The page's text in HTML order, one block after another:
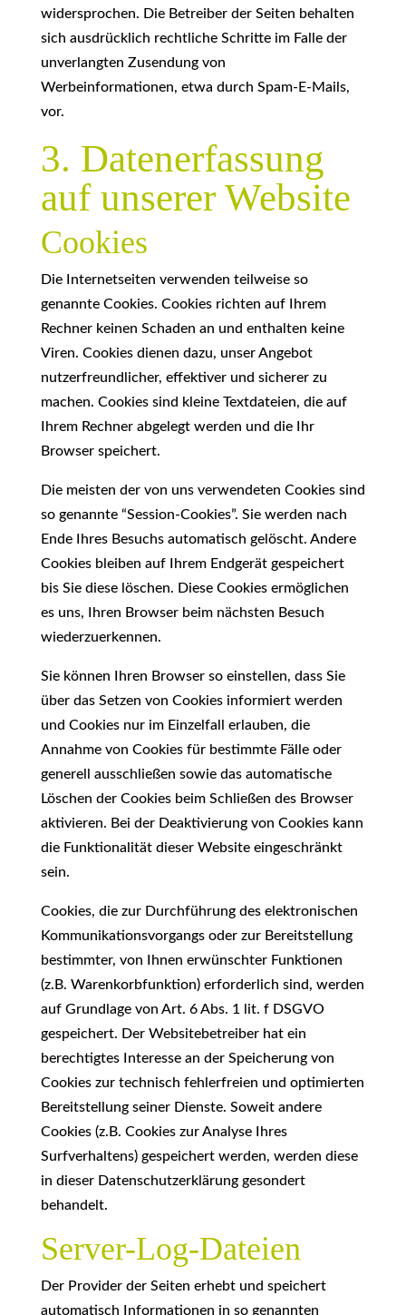
widersprochen. Die Betreiber der Seiten behalten
sich ausdrücklich rechtliche Schritte im Falle der
unverlangten Zusendung von
Werbeinformationen, etwa durch Spam-E-Mails,
vor.
3. Datenerfassung
auf unserer Website
Cookies
Die Internetseiten verwenden teilweise so
genannte Cookies. Cookies richten auf Ihrem
Rechner keinen Schaden an und enthalten keine
Viren. Cookies dienen dazu, unser Angebot
nutzerfreundlicher, effektiver und sicherer zu
machen. Cookies sind kleine Textdateien, die auf
Ihrem Rechner abgelegt werden und die Ihr
Browser speichert.
Die meisten der von uns verwendeten Cookies sind
so genannte “Session-Cookies”. Sie werden nach
Ende Ihres Besuchs automatisch gelöscht. Andere
Cookies bleiben auf Ihrem Endgerät gespeichert
bis Sie diese löschen. Diese Cookies ermöglichen
es uns, Ihren Browser beim nächsten Besuch
wiederzuerkennen.
Sie können Ihren Browser so einstellen, dass Sie
über das Setzen von Cookies informiert werden
und Cookies nur im Einzelfall erlauben, die
Annahme von Cookies für bestimmte Fälle oder
generell ausschließen sowie das automatische
Löschen der Cookies beim Schließen des Browser
aktivieren. Bei der Deaktivierung von Cookies kann
die Funktionalität dieser Website eingeschränkt
sein.
Cookies, die zur Durchführung des elektronischen
Kommunikationsvorgangs oder zur Bereitstellung
bestimmter, von Ihnen erwünschter Funktionen
(z.B. Warenkorbfunktion) erforderlich sind, werden
auf Grundlage von Art. 6 Abs. 1 lit. f DSGVO
gespeichert. Der Websitebetreiber hat ein
berechtigtes Interesse an der Speicherung von
Cookies zur technisch fehlerfreien und optimierten
Bereitstellung seiner Dienste. Soweit andere
Cookies (z.B. Cookies zur Analyse Ihres
Surfverhaltens) gespeichert werden, werden diese
in dieser Datenschutzerklärung gesondert
behandelt.
Server-Log-Dateien
Der Provider der Seiten erhebt und speichert
automatisch Informationen in so genannten